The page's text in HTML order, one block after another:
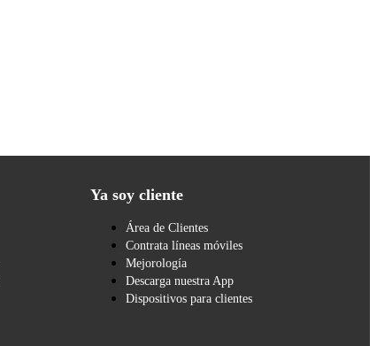
Ya soy cliente
Área de Clientes
Contrata líneas móviles
Mejorología
Descarga nuestra App
Dispositivos para clientes